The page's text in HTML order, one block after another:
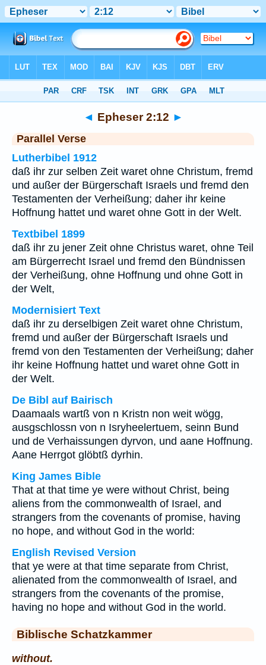
◄ Epheser 2:12 ►
Parallel Verse
Lutherbibel 1912
daß ihr zur selben Zeit waret ohne Christum, fremd
und außer der Bürgerschaft Israels und fremd den
Testamenten der Verheißung; daher ihr keine
Hoffnung hattet und waret ohne Gott in der Welt.
Textbibel 1899
daß ihr zu jener Zeit ohne Christus waret, ohne Teil
am Bürgerrecht Israel und fremd den Bündnissen
der Verheißung, ohne Hoffnung und ohne Gott in
der Welt,
Modernisiert Text
daß ihr zu derselbigen Zeit waret ohne Christum,
fremd und außer der Bürgerschaft Israels und
fremd von den Testamenten der Verheißung; daher
ihr keine Hoffnung hattet und waret ohne Gott in
der Welt.
De Bibl auf Bairisch
Daamaals wartß von n Kristn non weit wögg,
ausgschlossn von n Isryheelertuem, seinn Bund
und de Verhaissungen dyrvon, und aane Hoffnung.
Aane Herrgot glöbtß dyrhin.
King James Bible
That at that time ye were without Christ, being
aliens from the commonwealth of Israel, and
strangers from the covenants of promise, having
no hope, and without God in the world:
English Revised Version
that ye were at that time separate from Christ,
alienated from the commonwealth of Israel, and
strangers from the covenants of the promise,
having no hope and without God in the world.
Biblische Schatzkammer
without.